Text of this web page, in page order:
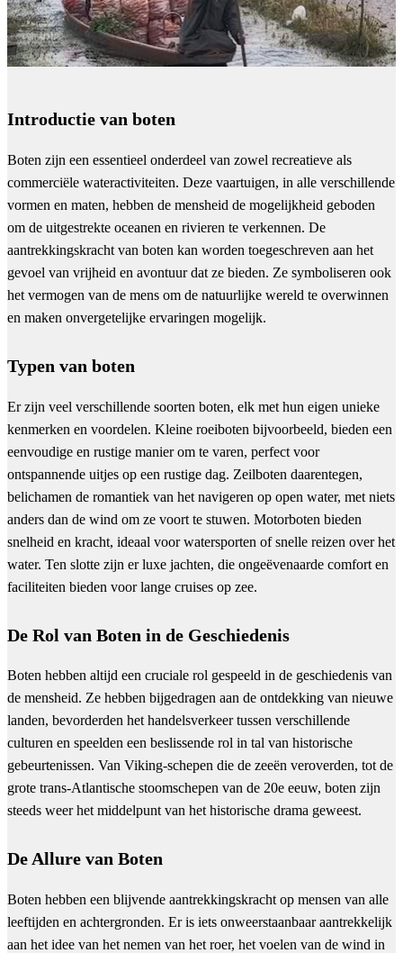
Introductie van boten
Boten zijn een essentieel onderdeel van zowel recreatieve als
commerciële wateractiviteiten. Deze vaartuigen, in alle verschillende
vormen en maten, hebben de mensheid de mogelijkheid geboden
om de uitgestrekte oceanen en rivieren te verkennen. De
aantrekkingskracht van boten kan worden toegeschreven aan het
gevoel van vrijheid en avontuur dat ze bieden. Ze symboliseren ook
het vermogen van de mens om de natuurlijke wereld te overwinnen
en maken onvergetelijke ervaringen mogelijk.
Typen van boten
Er zijn veel verschillende soorten boten, elk met hun eigen unieke
kenmerken en voordelen. Kleine roeiboten bijvoorbeeld, bieden een
eenvoudige en rustige manier om te varen, perfect voor
ontspannende uitjes op een rustige dag. Zeilboten daarentegen,
belichamen de romantiek van het navigeren op open water, met niets
anders dan de wind om ze voort te stuwen. Motorboten bieden
snelheid en kracht, ideaal voor watersporten of snelle reizen over het
water. Ten slotte zijn er luxe jachten, die ongeëvenaarde comfort en
faciliteiten bieden voor lange cruises op zee.
De Rol van Boten in de Geschiedenis
Boten hebben altijd een cruciale rol gespeeld in de geschiedenis van
de mensheid. Ze hebben bijgedragen aan de ontdekking van nieuwe
landen, bevorderden het handelsverkeer tussen verschillende
culturen en speelden een beslissende rol in tal van historische
gebeurtenissen. Van Viking-schepen die de zeeën veroverden, tot de
grote trans-Atlantische stoomschepen van de 20e eeuw, boten zijn
steeds weer het middelpunt van het historische drama geweest.
De Allure van Boten
Boten hebben een blijvende aantrekkingskracht op mensen van alle
leeftijden en achtergronden. Er is iets onweerstaanbaar aantrekkelijk
aan het idee van het nemen van het roer, het voelen van de wind in